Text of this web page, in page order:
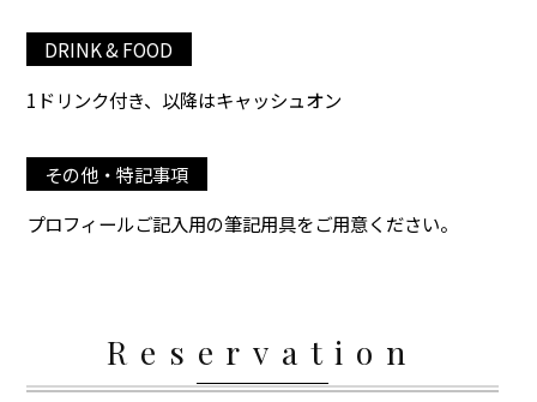
DRINK & FOOD
1ドリンク付き、以降はキャッシュオン
その他・特記事項
プロフィールご記入用の筆記用具をご用意ください。
Reservation